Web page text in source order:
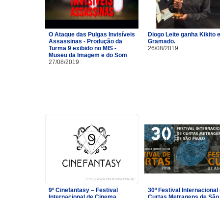
O Ataque das Pulgas Invisíveis
Assassinas - Produção da
Turma 9 exibido no MIS -
Museu da Imagem e do Som
27/08/2019
Diogo Leite ganha Kikito
Gramado.
26/08/2019
9º Cinefantasy – Festival
30º Festival Internacional